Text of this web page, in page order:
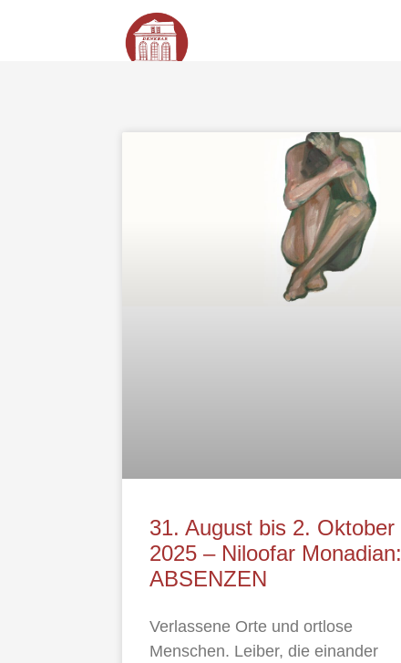
31. August bis 2. Oktober
2025 – Niloofar Monadian:
ABSENZEN
Verlassene Orte und ortlose
Menschen. Leiber, die einander